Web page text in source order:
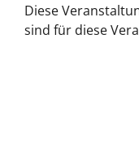
Diese
sind für diese